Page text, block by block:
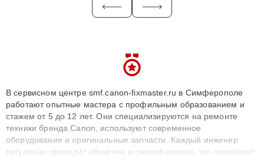
В сервисном центре smf.canon-fixmaster.ru в Симферополе
работают опытные мастера с профильным образованием и
стажем от 5 до 12 лет. Они специализируются на ремонте
техники бренда Canon, используют современное
оборудование и оригинальные запчасти. Каждый инженер
регулярно проходит обучение и сертификацию, что позволяет